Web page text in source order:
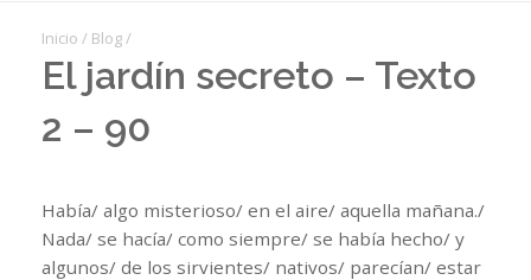
Inicio / Blog /
El jardín secreto – Texto
2 – 90
Había/ algo misterioso/ en el aire/ aquella mañana./
Nada/ se hacía/ como siempre/ se había hecho/ y
algunos/ de los sirvientes/ nativos/ parecían/ estar